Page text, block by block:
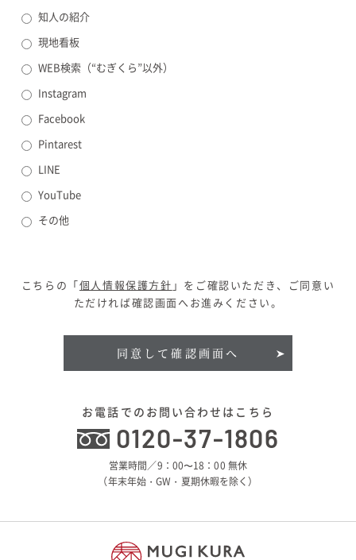
知人の紹介
現地看板
WEB検索（“むぎくら”以外）
Instagram
Facebook
Pintarest
LINE
YouTube
その他
こちらの「個人情報保護方針 」をご確認いただき、ご同意い
ただければ確認画面へお進みください。
同意して確認画面へ
お電話でのお問い合わせはこちら
0120-37-1806
営業時間／9：00〜18：00 無休
（年末年始・GW・夏期休暇を除く）